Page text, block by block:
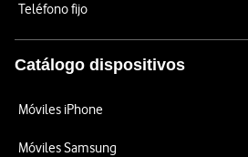
Teléfono fijo
Catálogo dispositivos
Móviles iPhone
Móviles Samsung